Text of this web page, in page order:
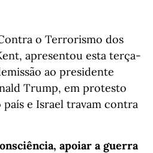
o Terrorismo dos
apresentou esta terça-
ao presidente
Trump, em protesto
e Israel travam contra
apoiar a guerra